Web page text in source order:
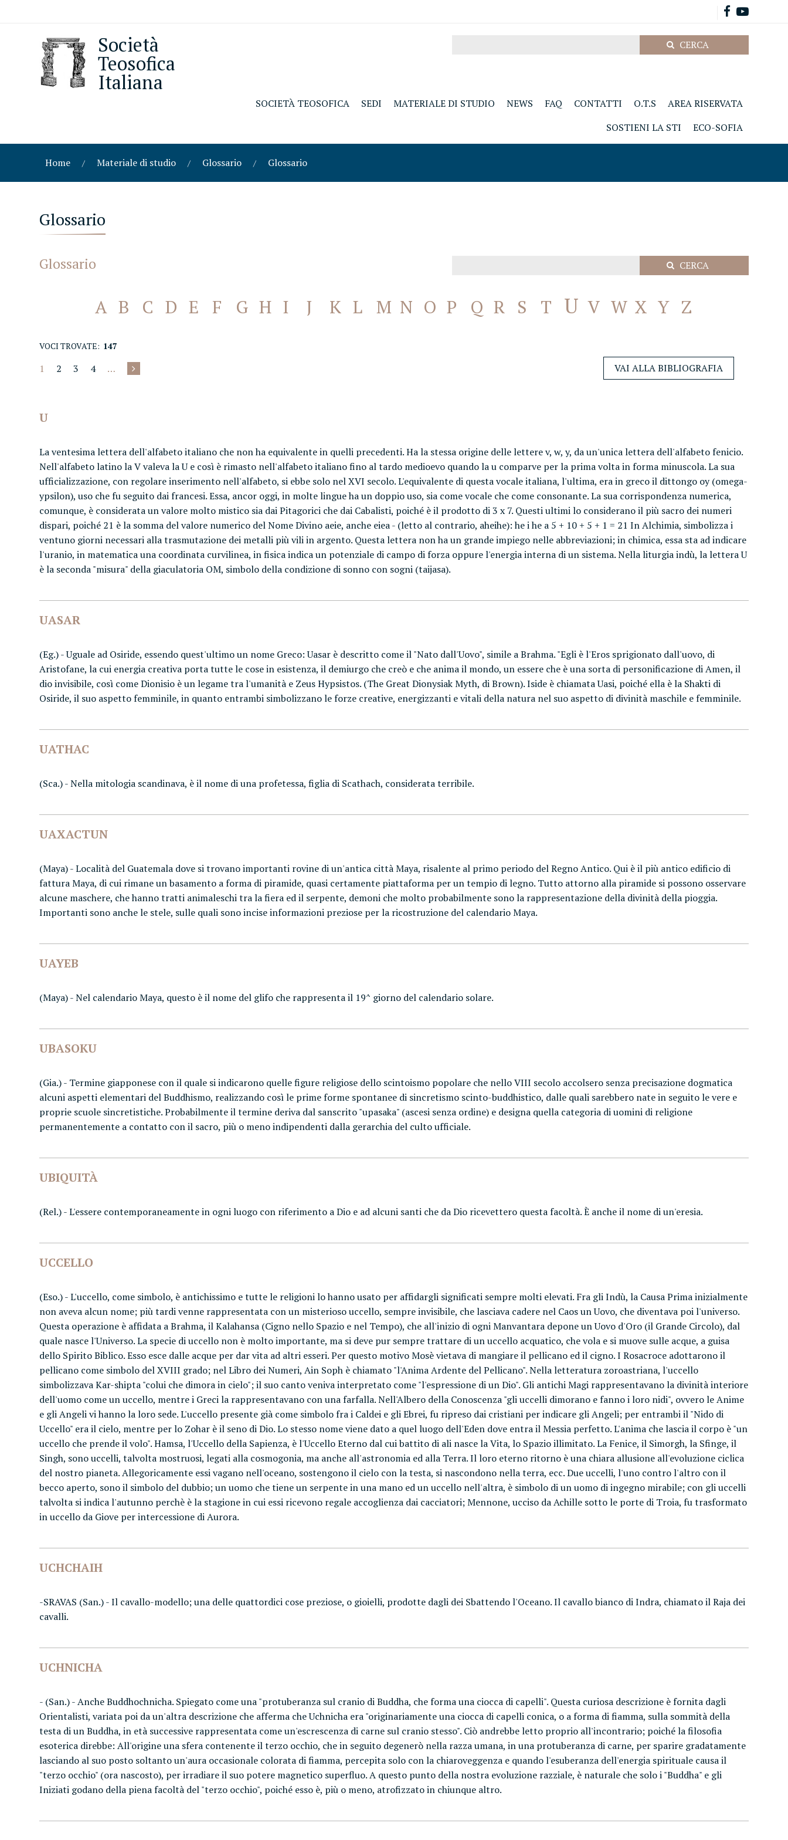
Società
Teosofica
Italiana
SOCIETÀ TEOSOFICA SEDI MATERIALE DI STUDIO NEWS FAQ CONTATTI O.T.S
AREA RISERVATA
SOSTIENI LA STI
ECO-SOFIA
Home Materiale di studio Glossario Glossario
Glossario
Glossario
A B C D E F G H I J K L M N O P Q R S T U V W X Y Z
VAI ALLA BIBLIOGRAFIA
VOCI TROVATE: 147
1 2 3 4 …
U
La ventesima lettera dell'alfabeto italiano che non ha equivalente in quelli precedenti. Ha la stessa origine delle lettere v, w, y, da un'unica lettera dell'alfabeto fenicio.
Nell'alfabeto latino la V valeva la U e così è rimasto nell'alfabeto italiano fino al tardo medioevo quando la u comparve per la prima volta in forma minuscola. La sua
ufficializzazione, con regolare inserimento nell'alfabeto, si ebbe solo nel XVI secolo. L'equivalente di questa vocale italiana, l'ultima, era in greco il dittongo oy (omega-
ypsilon), uso che fu seguito dai francesi. Essa, ancor oggi, in molte lingue ha un doppio uso, sia come vocale che come consonante. La sua corrispondenza numerica,
comunque, è considerata un valore molto mistico sia dai Pitagorici che dai Cabalisti, poiché è il prodotto di 3 x 7. Questi ultimi lo considerano il più sacro dei numeri
dispari, poiché 21 è la somma del valore numerico del Nome Divino aeie, anche eiea - (letto al contrario, aheihe): he i he a 5 + 10 + 5 + 1 = 21 In Alchimia, simbolizza i
ventuno giorni necessari alla trasmutazione dei metalli più vili in argento. Questa lettera non ha un grande impiego nelle abbreviazioni; in chimica, essa sta ad indicare
l'uranio, in matematica una coordinata curvilinea, in fisica indica un potenziale di campo di forza oppure l'energia interna di un sistema. Nella liturgia indù, la lettera U
è la seconda "misura" della giaculatoria OM, simbolo della condizione di sonno con sogni (taijasa).
UASAR
(Eg.) - Uguale ad Osiride, essendo quest'ultimo un nome Greco: Uasar è descritto come il "Nato dall'Uovo", simile a Brahma. "Egli è l'Eros sprigionato dall'uovo, di
Aristofane, la cui energia creativa porta tutte le cose in esistenza, il demiurgo che creò e che anima il mondo, un essere che è una sorta di personificazione di Amen, il
dio invisibile, così come Dionisio è un legame tra l'umanità e Zeus Hypsistos. (The Great Dionysiak Myth, di Brown). Iside è chiamata Uasi, poiché ella è la Shakti di
Osiride, il suo aspetto femminile, in quanto entrambi simbolizzano le forze creative, energizzanti e vitali della natura nel suo aspetto di divinità maschile e femminile.
UATHAC
(Sca.) - Nella mitologia scandinava, è il nome di una profetessa, figlia di Scathach, considerata terribile.
UAXACTUN
(Maya) - Località del Guatemala dove si trovano importanti rovine di un'antica città Maya, risalente al primo periodo del Regno Antico. Qui è il più antico edificio di
fattura Maya, di cui rimane un basamento a forma di piramide, quasi certamente piattaforma per un tempio di legno. Tutto attorno alla piramide si possono osservare
alcune maschere, che hanno tratti animaleschi tra la fiera ed il serpente, demoni che molto probabilmente sono la rappresentazione della divinità della pioggia.
Importanti sono anche le stele, sulle quali sono incise informazioni preziose per la ricostruzione del calendario Maya.
UAYEB
(Maya) - Nel calendario Maya, questo è il nome del glifo che rappresenta il 19^ giorno del calendario solare.
UBASOKU
(Gia.) - Termine giapponese con il quale si indicarono quelle figure religiose dello scintoismo popolare che nello VIII secolo accolsero senza precisazione dogmatica
alcuni aspetti elementari del Buddhismo, realizzando così le prime forme spontanee di sincretismo scinto-buddhistico, dalle quali sarebbero nate in seguito le vere e
proprie scuole sincretistiche. Probabilmente il termine deriva dal sanscrito "upasaka" (ascesi senza ordine) e designa quella categoria di uomini di religione
permanentemente a contatto con il sacro, più o meno indipendenti dalla gerarchia del culto ufficiale.
UBIQUITÀ
(Rel.) - L'essere contemporaneamente in ogni luogo con riferimento a Dio e ad alcuni santi che da Dio ricevettero questa facoltà. È anche il nome di un'eresia.
UCCELLO
(Eso.) - L'uccello, come simbolo, è antichissimo e tutte le religioni lo hanno usato per affidargli significati sempre molti elevati. Fra gli Indù, la Causa Prima inizialmente
non aveva alcun nome; più tardi venne rappresentata con un misterioso uccello, sempre invisibile, che lasciava cadere nel Caos un Uovo, che diventava poi l'universo.
Questa operazione è affidata a Brahma, il Kalahansa (Cigno nello Spazio e nel Tempo), che all'inizio di ogni Manvantara depone un Uovo d'Oro (il Grande Circolo), dal
quale nasce l'Universo. La specie di uccello non è molto importante, ma si deve pur sempre trattare di un uccello acquatico, che vola e si muove sulle acque, a guisa
dello Spirito Biblico. Esso esce dalle acque per dar vita ad altri esseri. Per questo motivo Mosè vietava di mangiare il pellicano ed il cigno. I Rosacroce adottarono il
pellicano come simbolo del XVIII grado; nel Libro dei Numeri, Ain Soph è chiamato "l'Anima Ardente del Pellicano". Nella letteratura zoroastriana, l'uccello
simbolizzava Kar-shipta "colui che dimora in cielo"; il suo canto veniva interpretato come "l'espressione di un Dio". Gli antichi Magi rappresentavano la divinità interiore
dell'uomo come un uccello, mentre i Greci la rappresentavano con una farfalla. Nell'Albero della Conoscenza "gli uccelli dimorano e fanno i loro nidi", ovvero le Anime
e gli Angeli vi hanno la loro sede. L'uccello presente già come simbolo fra i Caldei e gli Ebrei, fu ripreso dai cristiani per indicare gli Angeli; per entrambi il "Nido di
Uccello" era il cielo, mentre per lo Zohar è il seno di Dio. Lo stesso nome viene dato a quel luogo dell'Eden dove entra il Messia perfetto. L'anima che lascia il corpo è "un
uccello che prende il volo". Hamsa, l'Uccello della Sapienza, è l'Uccello Eterno dal cui battito di ali nasce la Vita, lo Spazio illimitato. La Fenice, il Simorgh, la Sfinge, il
Singh, sono uccelli, talvolta mostruosi, legati alla cosmogonia, ma anche all'astronomia ed alla Terra. Il loro eterno ritorno è una chiara allusione all'evoluzione ciclica
del nostro pianeta. Allegoricamente essi vagano nell'oceano, sostengono il cielo con la testa, si nascondono nella terra, ecc. Due uccelli, l'uno contro l'altro con il
becco aperto, sono il simbolo del dubbio; un uomo che tiene un serpente in una mano ed un uccello nell'altra, è simbolo di un uomo di ingegno mirabile; con gli uccelli
talvolta si indica l'autunno perchè è la stagione in cui essi ricevono regale accoglienza dai cacciatori; Mennone, ucciso da Achille sotto le porte di Troia, fu trasformato
in uccello da Giove per intercessione di Aurora.
UCHCHAIH
-SRAVAS (San.) - Il cavallo-modello; una delle quattordici cose preziose, o gioielli, prodotte dagli dei Sbattendo l'Oceano. Il cavallo bianco di Indra, chiamato il Raja dei
cavalli.
UCHNICHA
- (San.) - Anche Buddhochnicha. Spiegato come una "protuberanza sul cranio di Buddha, che forma una ciocca di capelli". Questa curiosa descrizione è fornita dagli
Orientalisti, variata poi da un'altra descrizione che afferma che Uchnicha era "originariamente una ciocca di capelli conica, o a forma di fiamma, sulla sommità della
testa di un Buddha, in età successive rappresentata come un'escrescenza di carne sul cranio stesso". Ciò andrebbe letto proprio all'incontrario; poiché la filosofia
esoterica direbbe: All'origine una sfera contenente il terzo occhio, che in seguito degenerò nella razza umana, in una protuberanza di carne, per sparire gradatamente
lasciando al suo posto soltanto un'aura occasionale colorata di fiamma, percepita solo con la chiaroveggenza e quando l'esuberanza dell'energia spirituale causa il
"terzo occhio" (ora nascosto), per irradiare il suo potere magnetico superfluo. A questo punto della nostra evoluzione razziale, è naturale che solo i "Buddha" e gli
Iniziati godano della piena facoltà del "terzo occhio", poiché esso è, più o meno, atrofizzato in chiunque altro.